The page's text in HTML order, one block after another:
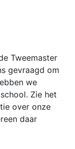
Tweemaster
gevraagd om
we
Zie het
over onze
daar